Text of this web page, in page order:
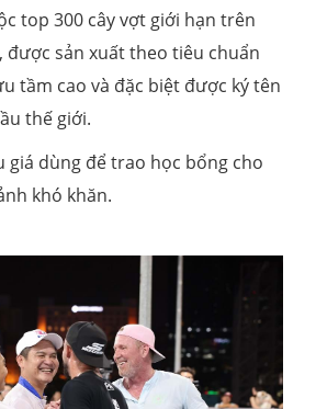
top 300 cây vợt giới hạn trên
được sản xuất theo tiêu chuẩn
tầm cao và đặc biệt được ký tên
thế giới.
giá dùng để trao học bổng cho
khó khăn.